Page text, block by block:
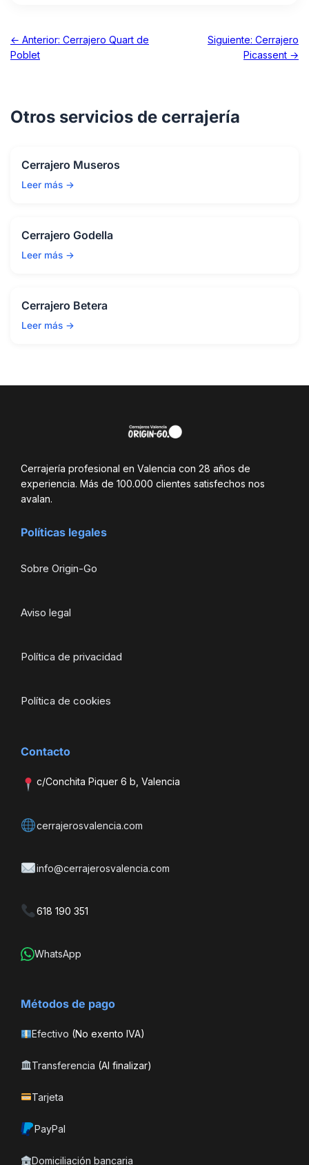
← Anterior: Cerrajero Quart de
Poblet
Siguiente: Cerrajero
Picassent →
Otros servicios de cerrajería
Cerrajero Museros
Leer más →
Cerrajero Godella
Leer más →
Cerrajero Betera
Leer más →
Cerrajería profesional en Valencia con 28 años de
experiencia. Más de 100.000 clientes satisfechos nos
avalan.
Políticas legales
Sobre Origin-Go
Aviso legal
Política de privacidad
Política de cookies
Contacto
c/Conchita Piquer 6 b, Valencia
cerrajerosvalencia.com
info@cerrajerosvalencia.com
618 190 351
WhatsApp
Métodos de pago
Efectivo (No exento IVA)
Transferencia (Al finalizar)
Tarjeta
PayPal
Domiciliación bancaria